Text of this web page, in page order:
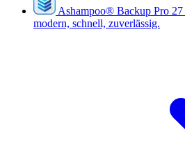
Ashampoo® Backup Pro 27
modern, schnell, zuverlässig.